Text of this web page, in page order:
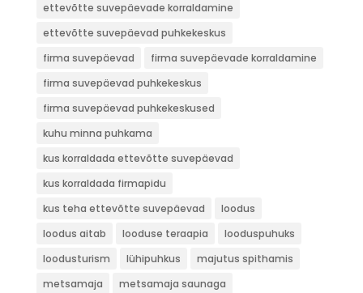
ettevõtte suvepäevade korraldamine
ettevõtte suvepäevad puhkekeskus
firma suvepäevad
firma suvepäevade korraldamine
firma suvepäevad puhkekeskus
firma suvepäevad puhkekeskused
kuhu minna puhkama
kus korraldada ettevõtte suvepäevad
kus korraldada firmapidu
kus teha ettevõtte suvepäevad
loodus
loodus aitab
looduse teraapia
looduspuhuks
loodusturism
lühipuhkus
majutus spithamis
metsamaja
metsamaja saunaga